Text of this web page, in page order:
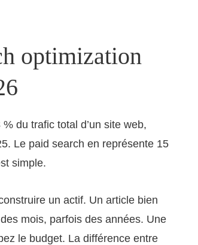
optimization
du trafic total d’un site web,
Le paid search en représente 15
simple.
un actif. Un article bien
mois, parfois des années. Une
le budget. La différence entre